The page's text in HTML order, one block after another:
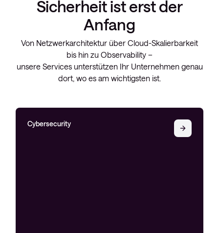
Sicherheit ist erst der
Anfang
Von Netzwerkarchitektur über Cloud-Skalierbarkeit
bis hin zu Observability –
unsere Services unterstützen Ihr Unternehmen genau
dort, wo es am wichtigsten ist.
Cybersecurity